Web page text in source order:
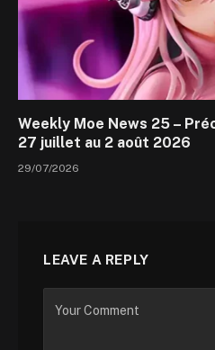
Weekly Moe News 25 –
27 juillet au 2 août 2026
29/07/2026
LEAVE A REPLY